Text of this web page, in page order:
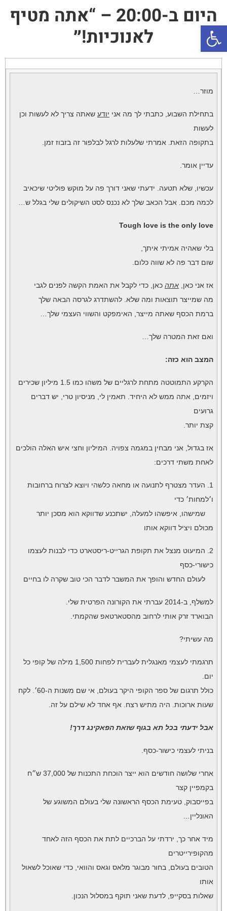
פתח סרגל נגישות
היום ב-20:00 – “אתה מטיף
לאנוכיות!״
מוזר…
בתחילת השבוע, כתבתי לך מה אני יודע שאתה צריך לא לעשות וכן
לעשות
בתקופה הזאת. אמרתי שלעלות לרגל לבלפור זה בזבוז זמן.
עדיין אומר.
עכשיו, שלא תטעה. ידעתי שאני דורך פה על מוקש פוליטי שיכאיב
לכמה מכם. אבל הכאב שלך לא נכנס לסט השיקולים שלי בגלל ש…
Tough love is the only love
בלי שאהיה אמיתי איתך,
שום דבר פה לא שווה כלום.
אז אני כאן, אתה כאן, כדי לקבל את האמת הקשה לפנים לגבי
מה שמייצר תוצאות ומה שלא. להשתדרג לגרסה הבאה שלך
ברמת הכסף שאתה מייצר, האימפקט והשווי העצמי שלך…
ואם זאת המטרה שלך…
המצב הוא כזה:
הקרקע התמוטטה מתחת לרגליים של משהו כמו 1.5 מיליון שכירים
ויזמים, אתה ממש לא היחיד. תאמין לי, מניסיון טרי, יש דברים
גרועים
קצת יותר.
אז בגדול, אני מבחין במגמה צפויה. המיליון וחצי איש האלה הולכים
לאחת משתי דרכים:
1. העדר מצטרף לתנועה או מחאה כלשהי ויוצא לצרוח ברחובות
ו׳למחות׳ כדי
שמישהו, איפשהו למעלה, ישתכנע שדווקא הוא מסכן יותר
מכולם ויציל דווקא אותו
2. המיעוט מנצל את תקופת הגרייט-ריסטארט כדי לבנות לעצמו
כישורי-כסף
לעולם החדש והופך את המשבר לדבר הכי טוב שקרה לו בחיים
למשלף, ב-2014 עברתי את הקורונה הפרטית שלי.
הבוארד זרק אותי לרחוב מהסטארטאפ שהקמתי.
מה עשיתי?
תרגמתי לעצמי מאנגלית לעברית לפחות 1,500 מילה של קופי כל
יום.
כולל תרגום של ספר הקופי היקר בעולם, אי שם משנות ה-60׳. לקח
שעות ארוכות. היה מתיש רצח. אף אחד לא שילם על זה.
אבל ידעתי בכל תא בגוף שזאת הפאקינג דרך!
בניתי לעצמי כישור-כסף.
אחרי שלושה חודשים הוא ייצר הוכחת התכנות של 37,000 ש״ח
בקמפיין קצר
בפייסבוק, טעימת הכסף הראשונה שלי בעולם המשוגע של
האונליין…
מיד אחר כך, ירדתי על הברכיים לתת את הכסף הזה לאחד
מהקופירייטרים
הטובים בעולם, בחור מבוגר מלאס וגאס והוואי, כדי שאוכל לשאול
אותו
שאלות בסקייפ, לדעת שאני תוקף במסלול הנכון.